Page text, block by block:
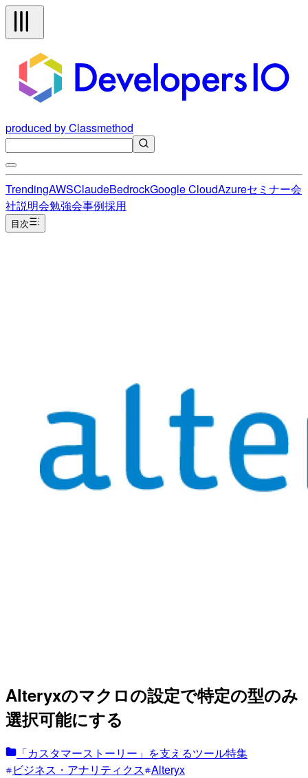
produced by Classmethod
TrendingAWSClaudeBedrockGoogle CloudAzureセミナー会
社説明会勉強会事例採用
目次
Alteryxのマクロの設定で特定の型のみ
選択可能にする
「カスタマーストーリー」を支えるツール特集
ビジネス・アナリティクス Alteryx